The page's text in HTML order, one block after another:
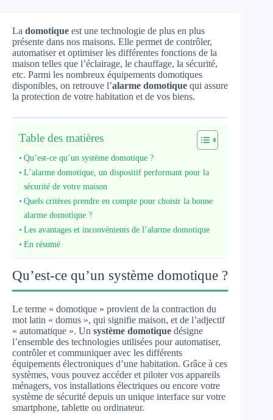
La domotique est une technologie de plus en plus
présente dans nos maisons. Elle permet de contrôler,
automatiser et optimiser les différentes fonctions de la
maison telles que l’éclairage, le chauffage, la sécurité,
etc. Parmi les nombreux équipements domotiques
disponibles, on retrouve l’alarme domotique qui assure
la protection de votre habitation et de vos biens.
Table des matières
Qu’est-ce qu’un système domotique ?
L’alarme domotique, un dispositif performant pour la
sécurité de votre maison
Quels critères prendre en compte pour choisir la bonne
alarme domotique ?
Les avantages et inconvénients de l’alarme domotique
En résumé
Qu’est-ce qu’un système domotique ?
Le terme « domotique » provient de la contraction du
mot latin « domus », qui signifie maison, et de l’adjectif
« automatique ». Un système domotique désigne
l’ensemble des technologies utilisées pour automatiser,
contrôler et communiquer avec les différents
équipements électroniques d’une habitation. Grâce à ces
systèmes, vous pouvez accéder et piloter vos appareils
ménagers, vos installations électriques ou encore votre
système de sécurité depuis un unique interface sur votre
smartphone, tablette ou ordinateur.